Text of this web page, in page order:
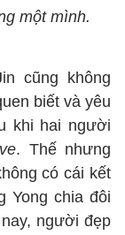
một mình.
cũng không
biết và yêu
khi hai người
. Thế nhưng
có cái kết
Yong chia đôi
người đẹp